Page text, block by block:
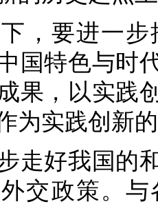
，要进一
国特色与时
果，以实践
为实践创新
走好我国的
交政策。